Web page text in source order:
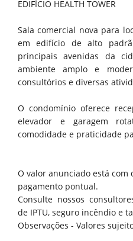
EDIFÍCIO HEALTH TOWER
Sala comercial nova para
em edifício de alto
principais avenidas da
ambiente amplo e
consultórios e diversas
O condomínio oferece
elevador e garagem
comodidade e praticidade
O valor anunciado está com
pagamento pontual.
Consulte nossos
de IPTU, seguro incêndio e
Observações - Valores